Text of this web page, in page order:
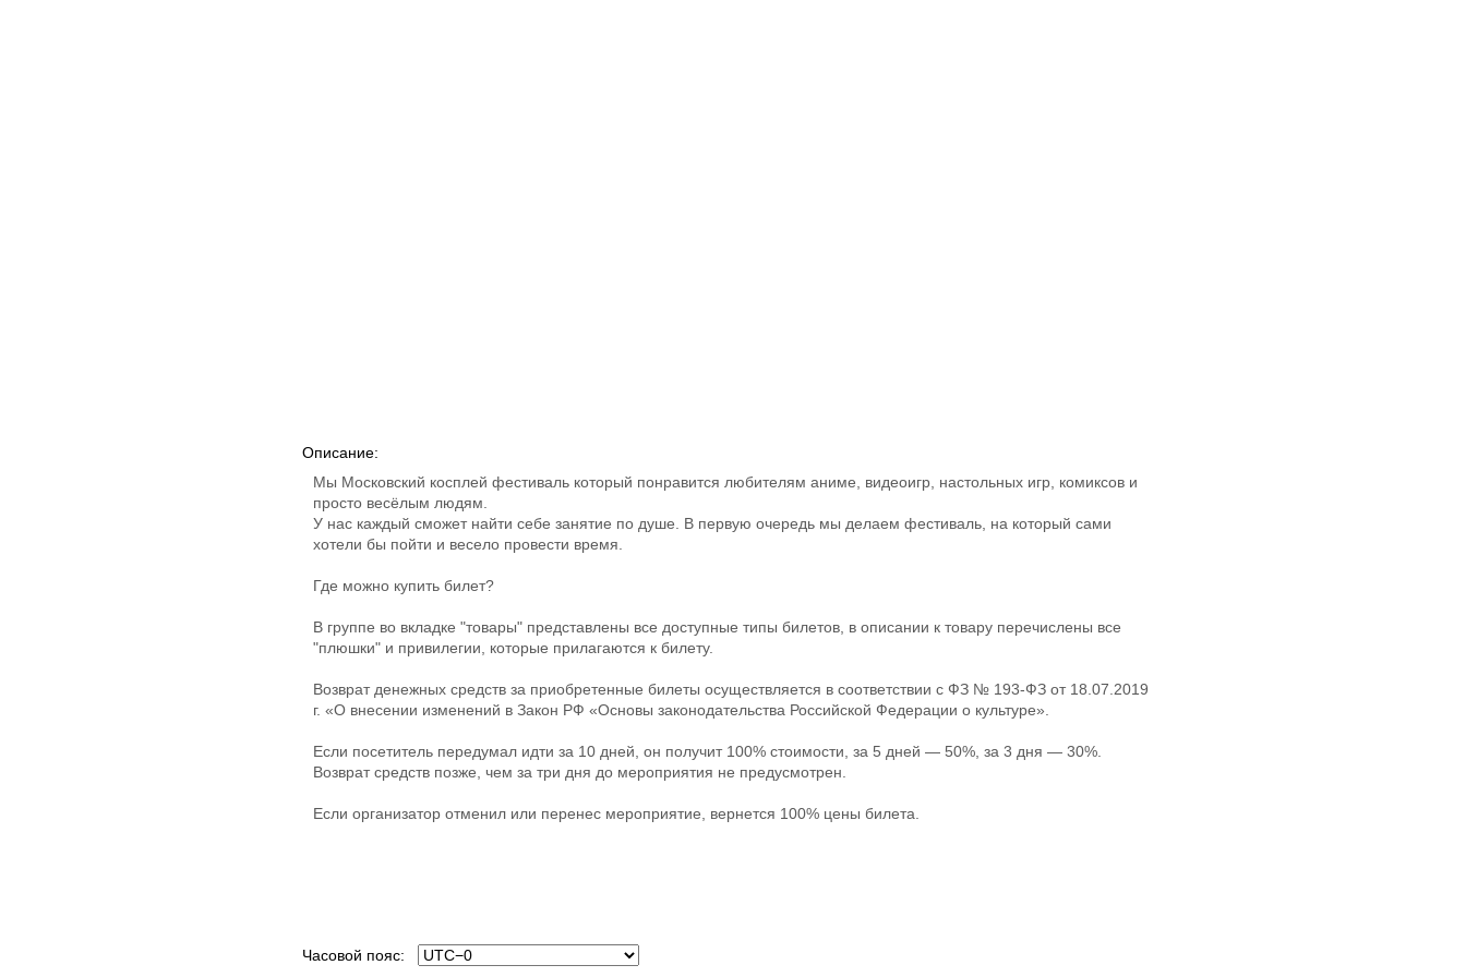
Описание:
Мы Московский косплей фестиваль который понравится любителям аниме, видеоигр, настольных игр, комиксов и
просто весёлым людям.
У нас каждый сможет найти себе занятие по душе. В первую очередь мы делаем фестиваль, на который сами
хотели бы пойти и весело провести время.
Где можно купить билет?
В группе во вкладке "товары" представлены все доступные типы билетов, в описании к товару перечислены все
"плюшки" и привилегии, которые прилагаются к билету.
Возврат денежных средств за приобретенные билеты осуществляется в соответствии с ФЗ № 193-ФЗ от 18.07.2019
г. «О внесении изменений в Закон РФ «Основы законодательства Российской Федерации о культуре».
Если посетитель передумал идти за 10 дней, он получит 100% стоимости, за 5 дней — 50%, за 3 дня — 30%.
Возврат средств позже, чем за три дня до мероприятия не предусмотрен.
Если организатор отменил или перенес мероприятие, вернется 100% цены билета.
Часовой пояс: